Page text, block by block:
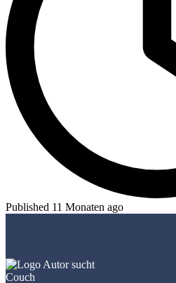
Published 11 Monaten ago